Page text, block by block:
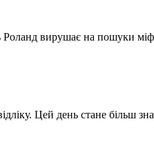
Роланд вирушає на пошуки
Цей день стане більш